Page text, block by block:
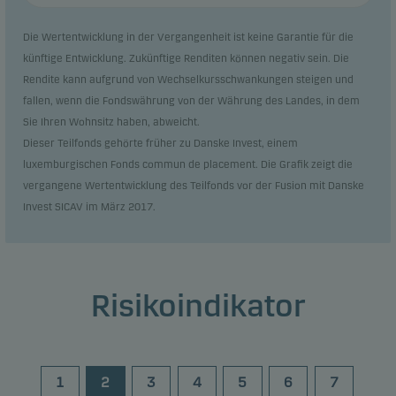
Die Wertentwicklung in der Vergangenheit ist keine Garantie für die
künftige Entwicklung. Zukünftige Renditen können negativ sein. Die
Rendite kann aufgrund von Wechselkursschwankungen steigen und
fallen, wenn die Fondswährung von der Währung des Landes, in dem
Sie Ihren Wohnsitz haben, abweicht.
Dieser Teilfonds gehörte früher zu Danske Invest, einem
luxemburgischen Fonds commun de placement. Die Grafik zeigt die
vergangene Wertentwicklung des Teilfonds vor der Fusion mit Danske
Invest SICAV im März 2017.
Risikoindikator
1 2 3 4 5 6 7